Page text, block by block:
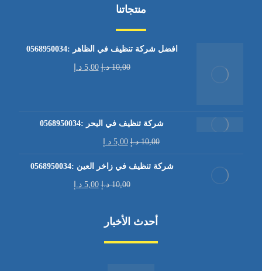
منتجاتنا
افضل شركة تنظيف في الظاهر :0568950034
10,00 د.إ 5,00 د.إ
شركة تنظيف في اليحر :0568950034
10,00 د.إ 5,00 د.إ
شركة تنظيف في زاخر العين :0568950034
10,00 د.إ 5,00 د.إ
أحدث الأخبار